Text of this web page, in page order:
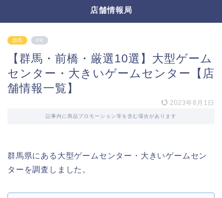
店舗情報局
群馬 PR
【群馬・前橋・厳選10選】大型ゲーム
センター・大きいゲームセンター【店
舗情報一覧】
2023年8月1日
記事内に商品プロモーション等を含む場合があります
群馬県にある大型ゲームセンター・大きいゲームセン
ターを調査しました。